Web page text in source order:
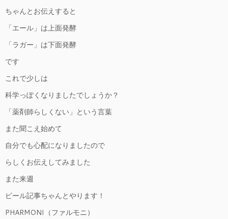
ちゃんとお伝えすると
「エール」は上面発酵
「ラガー」は下面発酵
です
これで少しは
科学っぽくなりましたでしょうか？
「薬剤師らしくない」という言葉
また聞こえ始めて
自分でも心配になりましたので
らしくお伝えしてみました
また来週
ビール記事ちゃんとやります！
PHARMONI（ファルモニ）